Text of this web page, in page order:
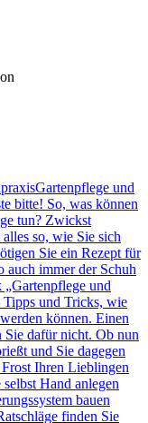
Gartenpflege und
bitte! So, was können
tun? Zwickst
so, wie Sie sich
Sie ein Rezept für
auch immer der Schuh
und
Tipps und Tricks, wie
können. Einen
Sie dafür nicht. Ob nun
und Sie dagegen
Ihren Lieblingen
Hand anlegen
bauen
finden Sie